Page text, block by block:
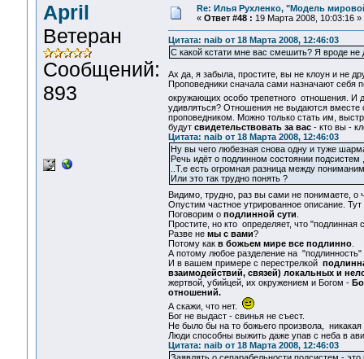
April
Ветеран
Сообщений:
893
Re: Илья Рухленко, "Модель
« Ответ #48 : 19 Марта 2008, 10:03:16 »
Цитата: naib от 18 Марта 2008, 12:46:03
С какой кстати мне вас смешить? Я вроде не
Ах да, я забыла, простите, вы не клоун и не
Проповедники сначала сами назначают себя
окружающих особо трепетного отношения. И
удивляться? Отношения не выдаются вместе
проповедником. Можно только стать им,
будут свидетельствовать за вас - кто вы -
Цитата: naib от 18 Марта 2008, 12:46:03
Ну вы чего любезная снова одну и туже
Речь идёт о подлинном состоянии
..Т.е есть огромная разница между
Или это так трудно понять ?
Видимо, трудно, раз вы сами не понимаете,
Опустим частное утрированное описание. Тут
Поговорим о подлинной сути
Простите, но кто определяет, что "подлинная
Разве не мы с вами?
Потому как в божьем мире все подлинно.
А потому любое разделение на
И в вашем примере с перестрелкой
взаимодействий, связей) локальных и
жертвой, убийцей, их окружением и Богом -
отношений.
А скажи, что нет.
Бог не выдаст - свинья не съест.
Не было бы на то божьего произвола,
Люди способны выжить даже упав с неба в
Цитата: naib от 18 Марта 2008, 12:46:03